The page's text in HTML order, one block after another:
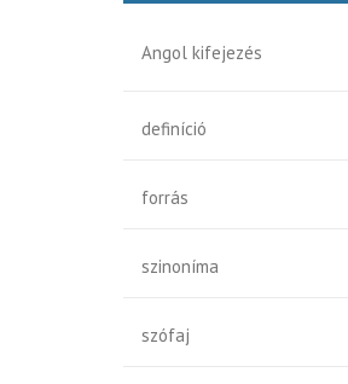
Angol kifejezés
definíció
forrás
szinoníma
szófaj